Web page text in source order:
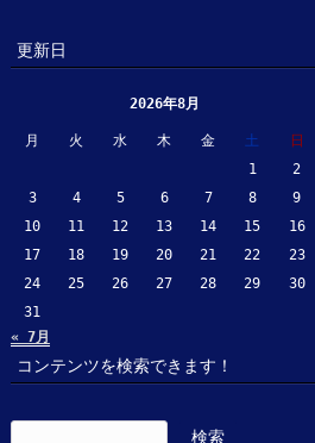
更新日
2026年8月
月 火 水 木 金 土
日
1
2
3
4 5 6 7 8
9
10
11 12 13 14 15
16
17
18 19 20 21 22
23
24
25 26 27 28 29
30
31
« 7月
コンテンツを検索できます！